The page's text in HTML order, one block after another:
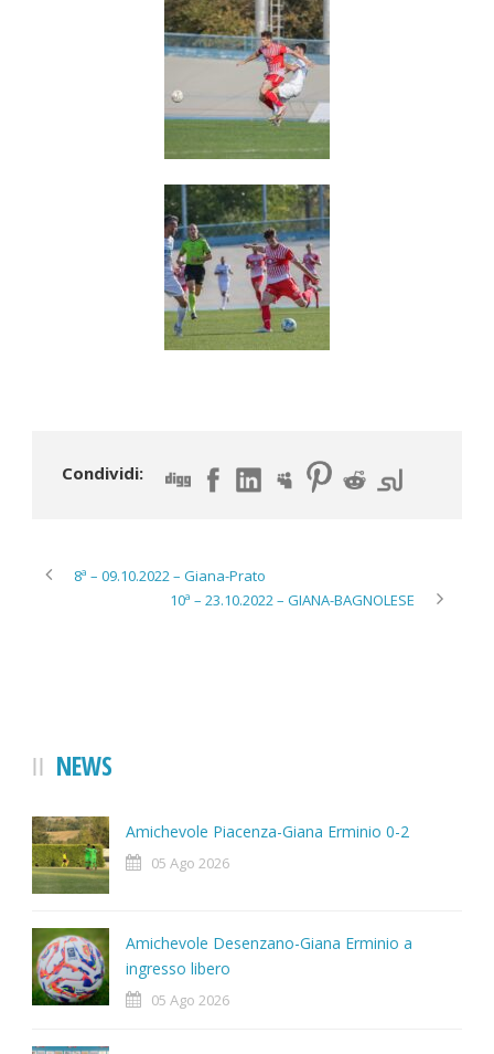
Condividi:
8ª – 09.10.2022 – Giana-Prato
10ª – 23.10.2022 – GIANA-BAGNOLESE
NEWS
Amichevole Piacenza-Giana Erminio 0-2
05 Ago 2026
Amichevole Desenzano-Giana Erminio a
ingresso libero
05 Ago 2026